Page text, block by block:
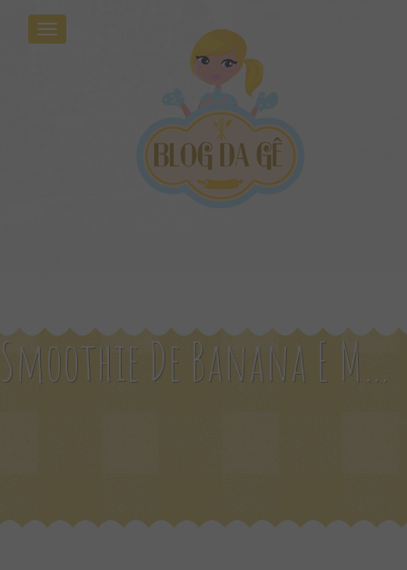
Smoothie De Banana E Morango Ingredientes